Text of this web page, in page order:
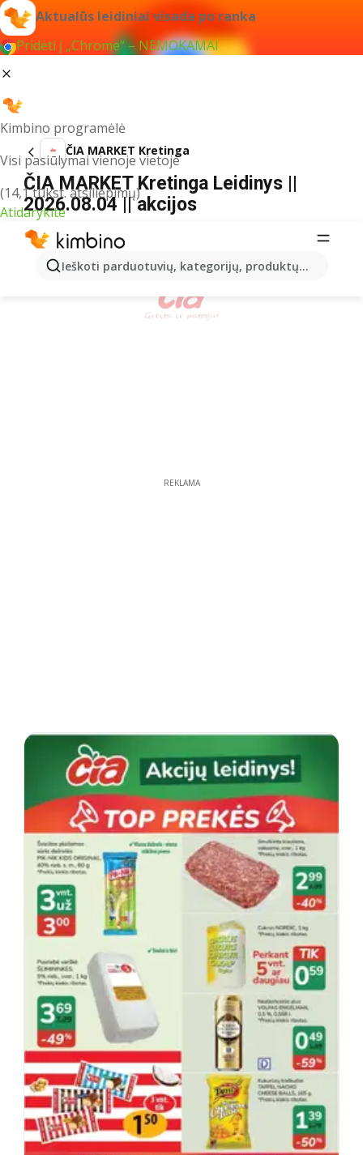
Aktualūs leidiniai visada po ranka
Pridėti į „Chrome“ – NEMOKAMAI
Kimbino programėlė
Visi pasiūlymai vienoje vietoje
(14,1 tūkst. atsiliepimų)
Atidarykite
Ieškoti parduotuvių, kategorijų, produktų...
ČIA MARKET Kretinga
ČIA MARKET Kretinga Leidinys ||
2026.08.04 || akcijos
REKLAMA